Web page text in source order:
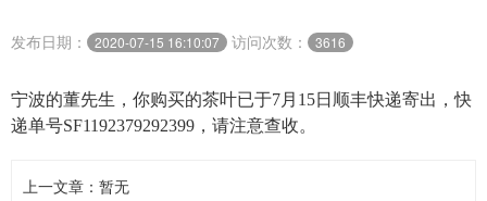
发布日期： 2020-07-15 16:10:07 访问次数： 3616
宁波的董先生，你购买的茶叶已于7月15日顺丰快递寄出，快
递单号SF1192379292399，请注意查收。
上一文章：暂无